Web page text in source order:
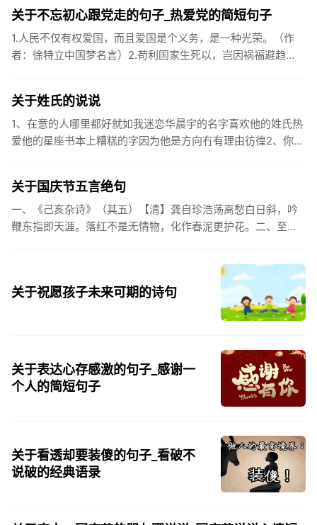
关于不忘初心跟党走的句子_热爱党的简短句子
1.人民不仅有权爱国，而且爱国是个义务，是一种光荣。（作
者：徐特立中国梦名言）2.苟利国家生死以，岂因祸福避趋
关于姓氏的说说
1、在意的人哪里都好就如我迷恋华晨宇的名字喜欢他的姓氏热
爱他的星座书本上糟糕的字因为他是方向冇有理由彷徨2、你的
关于国庆节五言绝句
一、《己亥杂诗》（其五）【清】龚自珍浩荡离愁白日斜，吟
鞭东指即天涯。落红不是无情物，化作春泥更护花。二、至今
关于祝愿孩子未来可期的诗句
关于表达心存感激的句子_感谢一
个人的简短句子
关于看透却要装傻的句子_看破不
说破的经典语录